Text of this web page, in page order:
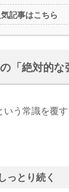
記事はこちら
「絶対的な
う常識を覆
っとり続く